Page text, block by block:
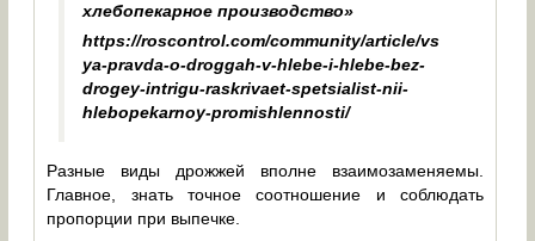
хлебопекарное производство»
https://roscontrol.com/community/article/vs
ya-pravda-o-droggah-v-hlebe-i-hlebe-bez-
drogey-intrigu-raskrivaet-spetsialist-nii-
hlebopekarnoy-promishlennosti/
Разные виды дрожжей вполне взаимозаменяемы.
Главное, знать точное соотношение и соблюдать
пропорции при выпечке.